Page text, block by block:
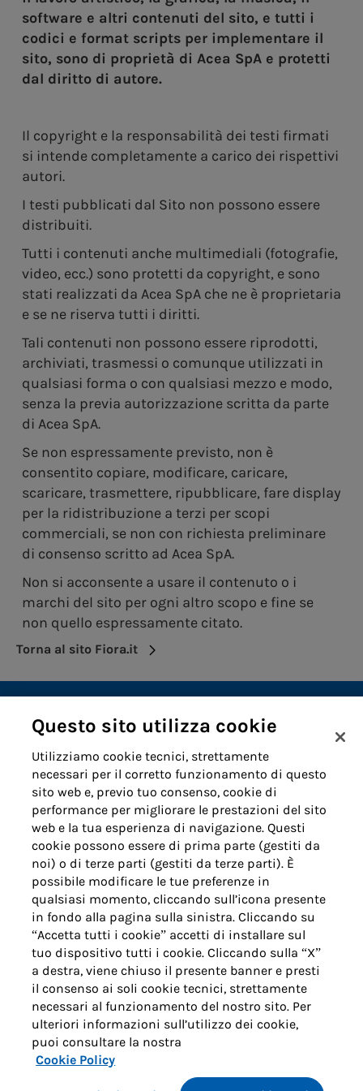
software e altri contenuti del sito, e tutti i
codici e format scripts per implementare il
sito, sono di proprietà di Acea SpA e protetti
dal diritto di autore.
Il copyright e la responsabilità dei testi firmati
si intende completamente a carico dei rispettivi
autori.
I testi pubblicati dal Sito non possono essere
distribuiti.
Tutti i contenuti anche multimediali (fotografie,
video, ecc.) sono protetti da copyright, e sono
stati realizzati da Acea SpA che ne è proprietaria
e se ne riserva tutti i diritti.
Tali contenuti non possono essere riprodotti,
archiviati, trasmessi o comunque utilizzati in
qualsiasi forma o con qualsiasi mezzo e modo,
senza la previa autorizzazione scritta da parte
di Acea SpA.
Se non espressamente previsto, non è
consentito copiare, modificare, caricare,
scaricare, trasmettere, ripubblicare, fare display
per la ridistribuzione a terzi per scopi
commerciali, se non con richiesta preliminare
di consenso scritto ad Acea SpA.
Non si acconsente a usare il contenuto o i
marchi del sito per ogni altro scopo e fine se
non quello espressamente citato.
Torna al sito Fiora.it
ACQUEDOTTO DEL FIORA S.p.A.
Numero d'iscrizione e Codice
fiscale 00304790538 (P.IVA)
già iscritta al n.10.029 -
Capitale Sociale Euro
1.730.520,00 i.v.
Note legali
Cookie policy
Privacy
Questo sito utilizza cookie
Utilizziamo cookie tecnici, strettamente
necessari per il corretto funzionamento di questo
sito web e, previo tuo consenso, cookie di
performance per migliorare le prestazioni del sito
web e la tua esperienza di navigazione. Questi
cookie possono essere di prima parte (gestiti da
noi) o di terze parti (gestiti da terze parti). È
possibile modificare le tue preferenze in
qualsiasi momento, cliccando sull’icona presente
in fondo alla pagina sulla sinistra. Cliccando su
“Accetta tutti i cookie” accetti di installare sul
tuo dispositivo tutti i cookie. Cliccando sulla “X”
a destra, viene chiuso il presente banner e presti
il consenso ai soli cookie tecnici, strettamente
necessari al funzionamento del nostro sito. Per
ulteriori informazioni sull’utilizzo dei cookie,
puoi consultare la nostra
Cookie Policy